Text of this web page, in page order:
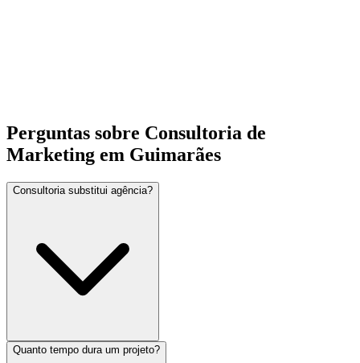
Perguntas sobre Consultoria de
Marketing em Guimarães
Consultoria substitui agência?
Quanto tempo dura um projeto?